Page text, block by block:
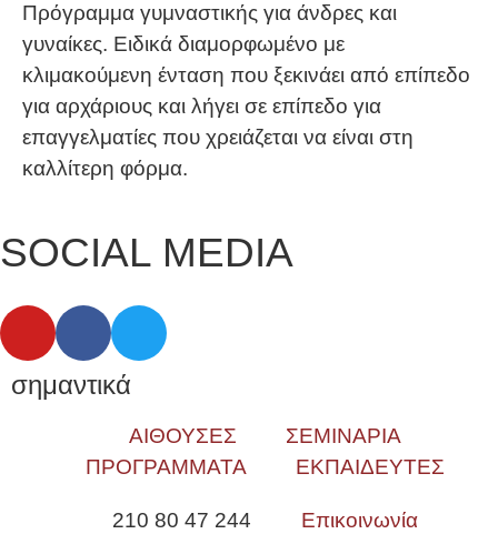
Πρόγραμμα γυμναστικής για άνδρες και
γυναίκες. Ειδικά διαμορφωμένο με
κλιμακούμενη ένταση που ξεκινάει από επίπεδο
για αρχάριους και λήγει σε επίπεδο για
επαγγελματίες που χρειάζεται να είναι στη
καλλίτερη φόρμα.
SOCIAL MEDIA
σημαντικά
ΑΙΘΟΥΣΕΣ
ΣΕΜΙΝΑΡΙΑ
ΠΡΟΓΡΑΜΜΑΤΑ
ΕΚΠΑΙΔΕΥΤΕΣ
210 80 47 244
Επικοινωνία